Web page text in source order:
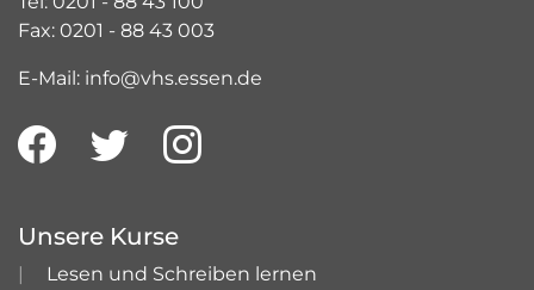
Fax: 0201 - 88 43 003
E-Mail: info@vhs.essen.de
Unsere Kurse
Lesen und Schreiben lernen